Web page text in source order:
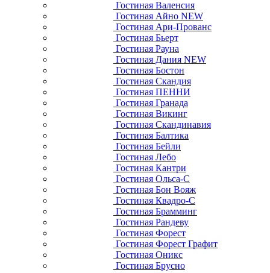
Гостиная Валенсия
Гостиная Айно NEW
Гостиная Ари-Прованс
Гостиная Бьерт
Гостиная Рауна
Гостиная Дания NEW
Гостиная Бостон
Гостиная Скандия
Гостиная ПЕННИ
Гостиная Гранада
Гостиная Викинг
Гостиная Скандинавия
Гостиная Балтика
Гостиная Бейли
Гостиная Лебо
Гостиная Кантри
Гостиная Ольса-С
Гостиная Бон Вояж
Гостиная Квадро-С
Гостиная Брамминг
Гостиная Рандеву
Гостиная Форест
Гостиная Форест Графит
Гостиная Оникс
Гостиная Брусно